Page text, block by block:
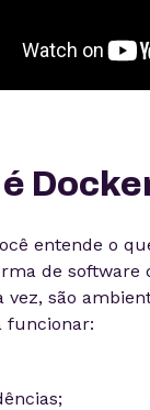
entende o
de software
vez, são
funcionar: